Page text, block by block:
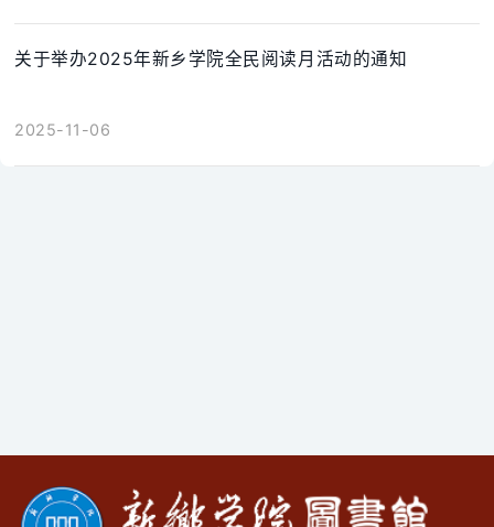
关于举办2025年新乡学院全民阅读月活动的通知
2025-11-06